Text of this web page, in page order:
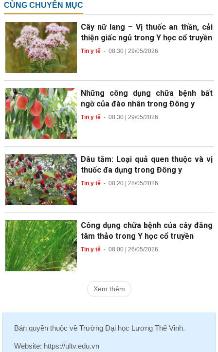
CÙNG CHUYÊN MỤC
Cây nữ lang – Vị thuốc an thần, cải
thiện giấc ngủ trong Y học cổ truyền
Tin y tế- 08:30 | 29/05/2026
Những công dụng chữa bệnh bất
ngờ của đào nhân trong Đông y
Tin y tế- 08:30 | 29/05/2026
Dâu tằm: Loại quả quen thuộc và vị
thuốc đa dụng trong Đông y
Tin y tế- 08:20 | 28/05/2026
Công dụng chữa bệnh của cây đăng
tâm thảo trong Y học cổ truyền
Tin y tế- 08:00 | 26/05/2026
Xem thêm
Bản quyền thuộc về Trường Đại học Lương Thế Vinh.
Website: https://ultv.edu.vn